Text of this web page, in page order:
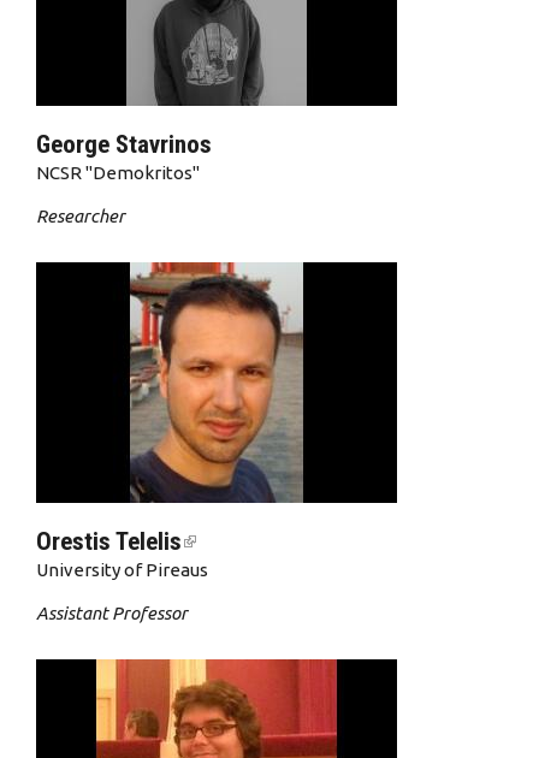
George Stavrinos
NCSR "Demokritos"
Researcher
Orestis Telelis(link is external)
University of Pireaus
Assistant Professor